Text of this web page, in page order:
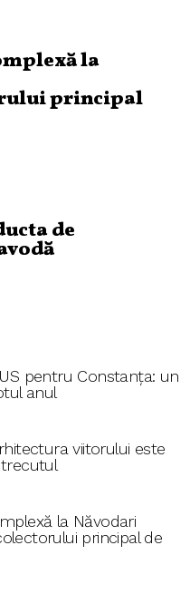
la
principal
de
pentru Constanța: un
anul
viitorului este
la Năvodari
principal de